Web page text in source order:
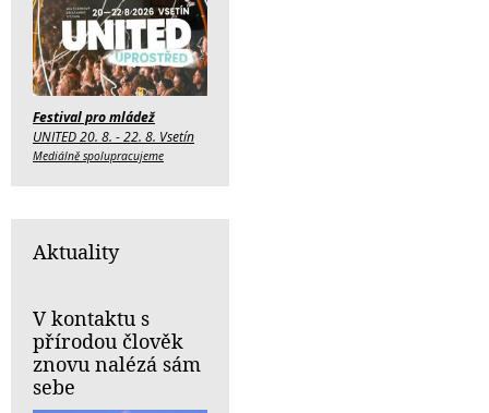
Festival pro mládež
UNITED 20. 8. - 22. 8. Vsetín
Mediálně spolupracujeme
Aktuality
V kontaktu s
přírodou člověk
znovu nalézá sám
sebe